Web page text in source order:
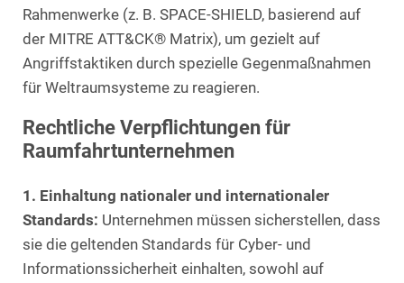
Rahmenwerke (z. B. SPACE-SHIELD, basierend auf
der MITRE ATT&CK® Matrix), um gezielt auf
Angriffstaktiken durch spezielle Gegenmaßnahmen
für Weltraumsysteme zu reagieren.
Rechtliche Verpflichtungen für
Raumfahrtunternehmen
1. Einhaltung nationaler und internationaler
Standards: Unternehmen müssen sicherstellen, dass
sie die geltenden Standards für Cyber- und
Informationssicherheit einhalten, sowohl auf